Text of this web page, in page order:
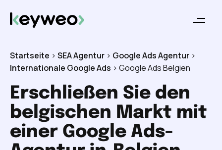
Startseite > SEA Agentur > Google Ads Agentur >
Internationale Google Ads > Google Ads Belgien
Erschließen Sie den
belgischen Markt mit
einer Google Ads-